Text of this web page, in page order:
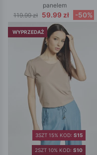
panelem
119.99 zł 59.99 zł -50%
WYPRZEDAŻ
2SZT 10% KOD: S10
3SZT 15% KOD: S15